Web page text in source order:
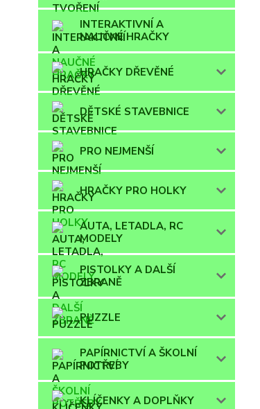
INTERAKTIVNÍ A
NAUČNÉ HRAČKY
HRAČKY DŘEVĚNÉ
DĚTSKÉ STAVEBNICE
PRO NEJMENŠÍ
HRAČKY PRO HOLKY
AUTA, LETADLA, RC
MODELY
PISTOLKY A DALŠÍ
ZBRANĚ
PUZZLE
PAPÍRNICTVÍ A ŠKOLNÍ
POTŘEBY
KLÍČENKY A DOPLŇKY